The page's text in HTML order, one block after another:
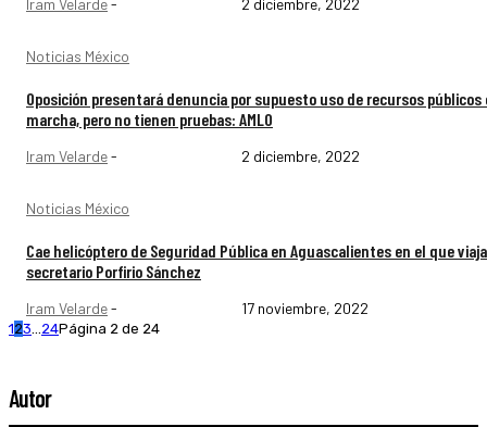
Iram Velarde- 2 diciembre, 2022
Noticias México
Oposición presentará denuncia por supuesto uso de recursos públicos
marcha, pero no tienen pruebas: AMLO
Iram Velarde- 2 diciembre, 2022
Noticias México
Cae helicóptero de Seguridad Pública en Aguascalientes en el que
secretario Porfirio Sánchez
Iram Velarde- 17 noviembre, 2022
123...24Página 2 de 24
Autor